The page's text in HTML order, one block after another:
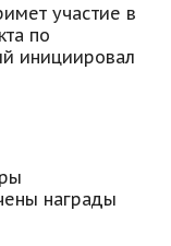
участие в
по
инициировал
награды